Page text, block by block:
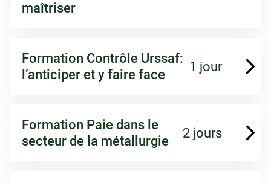
maîtriser
Formation Contrôle Urssaf:
l’anticiper et y faire face
1 jour
Formation Paie dans le
secteur de la métallurgie
2 jours